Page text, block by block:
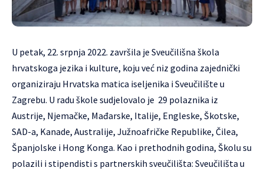
U petak, 22. srpnja 2022. završila je Sveučilišna škola
hrvatskoga jezika i kulture, koju već niz godina zajednički
organiziraju Hrvatska matica iseljenika i Sveučilište u
Zagrebu. U radu škole sudjelovalo je 29 polaznika iz
Austrije, Njemačke, Mađarske, Italije, Engleske, Škotske,
SAD-a, Kanade, Australije, Južnoafričke Republike, Čilea,
Španjolske i Hong Konga. Kao i prethodnih godina, Školu su
polazili i stipendisti s partnerskih sveučilišta: Sveučilišta u